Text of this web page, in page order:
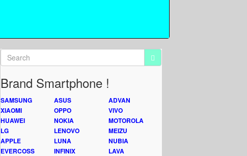
Brand Smartphone !
SAMSUNG ASUS
ADVAN
XIAOMI
OPPO
VIVO
HUAWEI
NOKIA
MOTOROLA
LG
LENOVO
MEIZU
APPLE
LUNA
NUBIA
EVERCOSS
INFINIX
LAVA